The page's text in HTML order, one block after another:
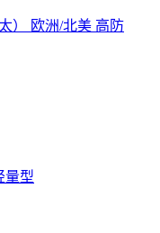
） 欧洲/北美 高防
量型